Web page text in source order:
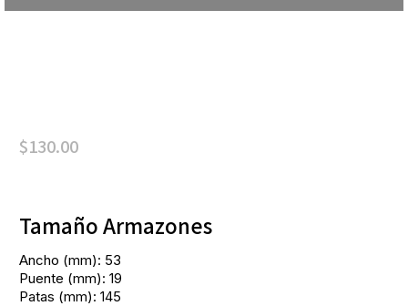
$130.00
Tamaño Armazones
Ancho (mm): 53
Puente (mm): 19
Patas (mm): 145